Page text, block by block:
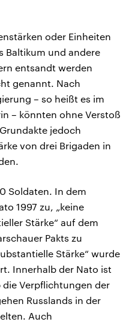
oder Einheiten
Baltikum und andere
entsandt werden
genannt. Nach
– so heißt es im
– könnten ohne Verstoß
jedoch
von drei Brigaden in
Soldaten. In dem
1997 zu, „keine
Stärke“ auf dem
Pakts zu
Stärke“ wurde
Innerhalb der Nato ist
Verpflichtungen der
Russlands in der
Auch